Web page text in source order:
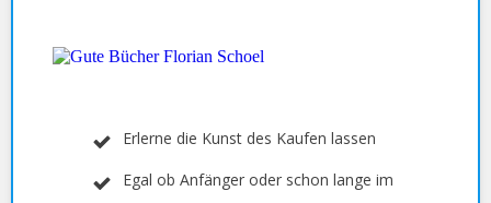
Erlerne die Kunst des Kaufen lassen
Egal ob Anfänger oder schon lange im